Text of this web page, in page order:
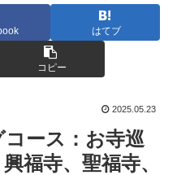
はてブ
コピー
2025.05.23
ース：お寺巡
福寺、聖福寺、